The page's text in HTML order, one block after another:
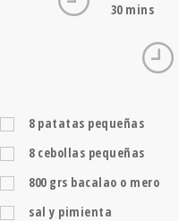
30 mins
8 patatas pequeñas
8 cebollas pequeñas
800 grs bacalao o mero
sal y pimienta